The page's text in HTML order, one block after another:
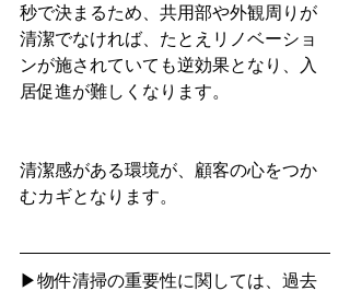
秒で決まるため、共用部や外観周りが
清潔でなければ、たとえリノベーショ
ンが施されていても逆効果となり、入
居促進が難しくなります。
清潔感がある環境が、顧客の心をつか
むカギとなります。
▶物件清掃の重要性に関しては、過去